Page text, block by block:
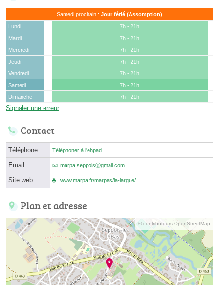
Samedi prochain : Jour férié (Assomption)
Lundi
7h - 21h
Mardi
7h - 21h
Mercredi
7h - 21h
Jeudi
7h - 21h
Vendredi
7h - 21h
Samedi
7h - 21h
Dimanche
7h - 21h
Signaler une erreur
Contact
Téléphone Téléphoner à l'ehpad
Email marpa.seppoisⓐgmail.com
Site web www.marpa.fr/marpas/la-largue/
Plan et adresse
© contributeurs OpenStreetMap